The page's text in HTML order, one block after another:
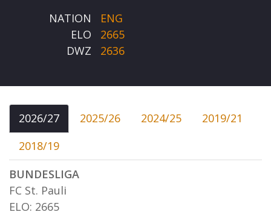
NATION
ENG
ELO
2665
DWZ
2636
2026/27 2025/26 2024/25
2019/21
2018/19
BUNDESLIGA
FC St. Pauli
ELO: 2665